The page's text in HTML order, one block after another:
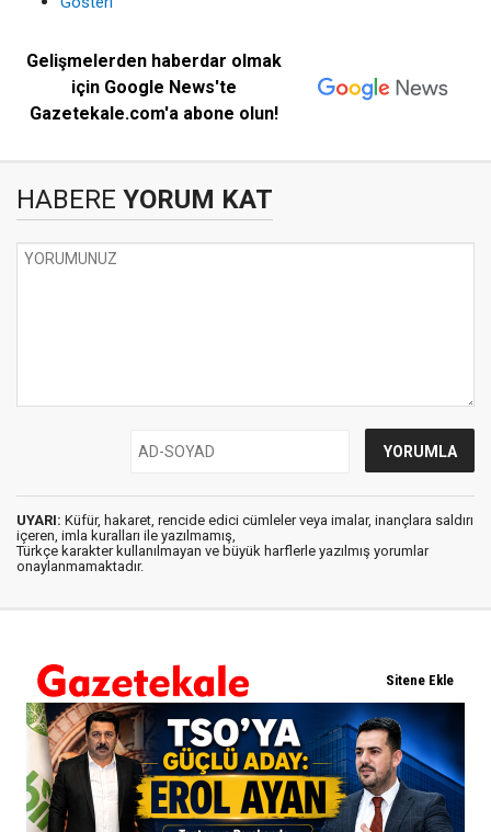
Gelişmelerden haberdar olmak
için Google News'te
Gazetekale.com'a abone olun!
HABERE YORUM KAT
UYARI: Küfür, hakaret, rencide edici cümleler veya imalar, inançlara saldırı
içeren, imla kuralları ile yazılmamış,
Türkçe karakter kullanılmayan ve büyük harflerle yazılmış yorumlar
onaylanmamaktadır.